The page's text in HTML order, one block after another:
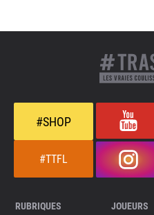
#SHOP
#TTFL
RUBRIQUES
JOUEURS